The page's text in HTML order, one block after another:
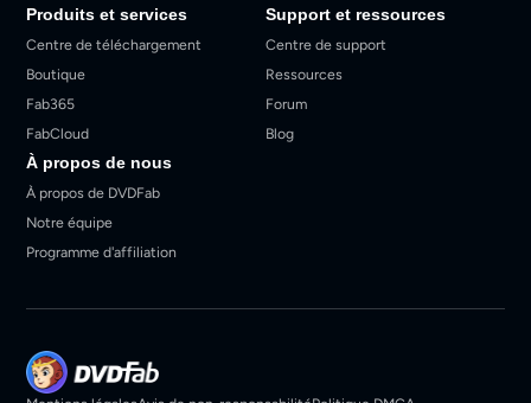
Produits et services
Centre de téléchargement
Boutique
Fab365
FabCloud
Support et ressources
Centre de support
Ressources
Forum
Blog
À propos de nous
À propos de DVDFab
Notre équipe
Programme d'affiliation